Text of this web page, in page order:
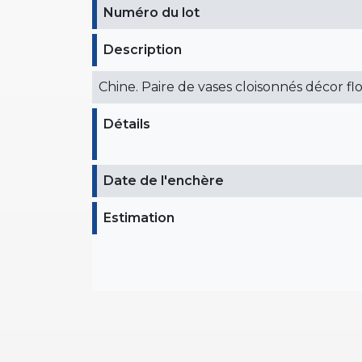
Numéro du lot
Description
Chine. Paire de vases cloisonnés décor
Détails
Date de l'enchère
Estimation